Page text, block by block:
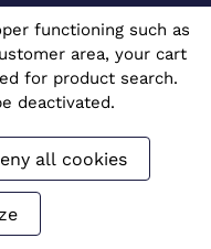
functioning such as
area, your cart
for product search.
deactivated.
all cookies